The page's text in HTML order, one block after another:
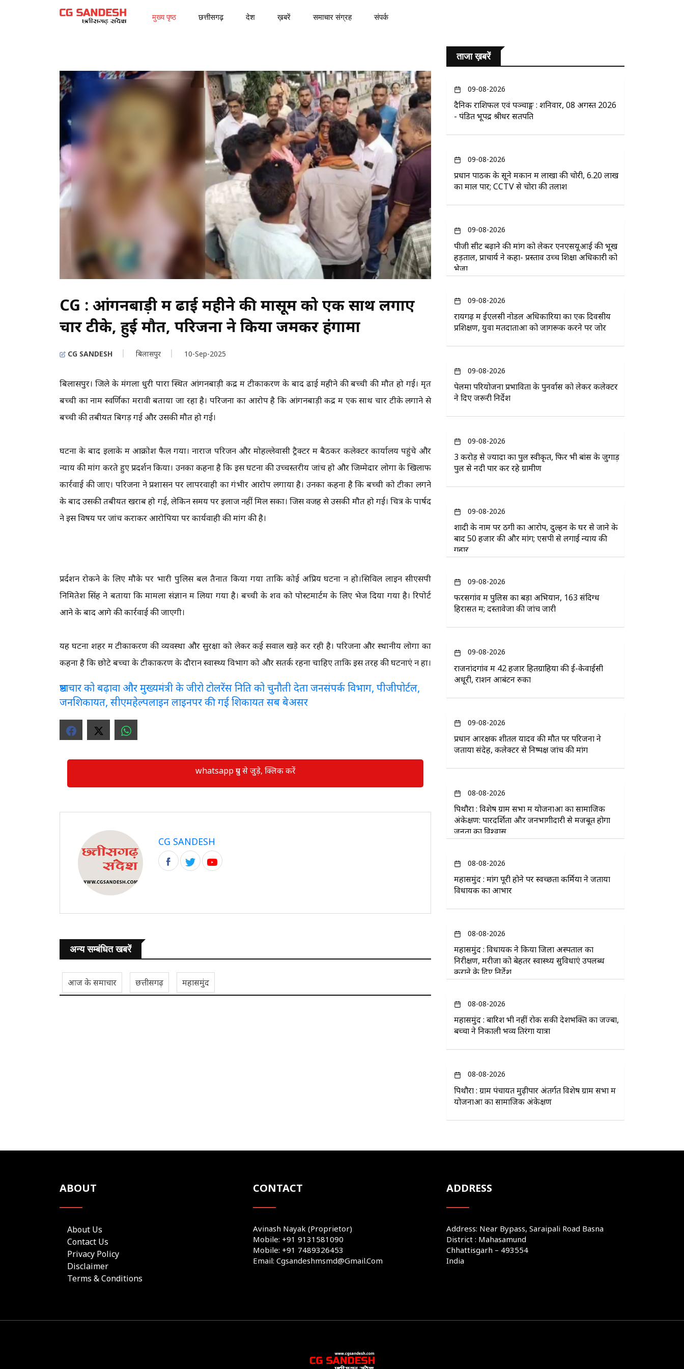
मुख्य पृष्ठ छत्तीसगढ़ देश ख़बरें समाचार संग्रह संपर्क
CG : आंगनबाड़ी में ढाई महीने की मासूम को एक साथ लगाए
चार टीके, हुई मौत, परिजनों ने किया जमकर हंगामा
CG SANDESH बिलासपुर 10-Sep-2025
बिलासपुर। जिले के मंगला धुरी पारा स्थित आंगनबाड़ी केंद्र में टीकाकरण के बाद ढाई महीने की बच्ची की मौत हो गई। मृत
बच्ची का नाम स्वर्णिका मरावी बताया जा रहा है। परिजनों का आरोप है कि आंगनबाड़ी केंद्र में एक साथ चार टीके लगाने से
बच्ची की तबीयत बिगड़ गई और उसकी मौत हो गई।
घटना के बाद इलाके में आक्रोश फैल गया। नाराज परिजन और मोहल्लेवासी ट्रैक्टर में बैठकर कलेक्टर कार्यालय पहुंचे और
न्याय की मांग करते हुए प्रदर्शन किया। उनका कहना है कि इस घटना की उच्चस्तरीय जांच हो और जिम्मेदार लोगों के खिलाफ
कार्रवाई की जाए। परिजनों ने प्रशासन पर लापरवाही का गंभीर आरोप लगाया है। उनका कहना है कि बच्ची को टीका लगने
के बाद उसकी तबीयत खराब हो गई, लेकिन समय पर इलाज नहीं मिल सका। जिस वजह से उसकी मौत हो गई। चित्र के पार्षद
ने इस विषय पर जांच कराकर आरोपियों पर कार्यवाही की मांग की है।
प्रर्दशन रोकने के लिए मौके पर भारी पुलिस बल तैनात किया गया ताकि कोई अप्रिय घटना न हो।सिविल लाइन सीएसपी
निमितेश सिंह ने बताया कि मामला संज्ञान में लिया गया है। बच्ची के शव को पोस्टमार्टम के लिए भेज दिया गया है। रिपोर्ट
आने के बाद आगे की कार्रवाई की जाएगी।
यह घटना शहर में टीकाकरण की व्यवस्था और सुरक्षा को लेकर कई सवाल खड़े कर रही है। परिजनों और स्थानीय लोगों का
कहना है कि छोटे बच्चों के टीकाकरण के दौरान स्वास्थ्य विभाग को और सतर्क रहना चाहिए ताकि इस तरह की घटनाएं न हों।
भ्रष्टाचार को बढ़ावा और मुख्यमंत्री के जीरो टोलरेंस निति को चुनौती देता जनसंपर्क विभाग, पीजीपोर्टल,
जनशिकायत, सीएमहेल्पलाइन लाइनपर की गई शिकायत सब बेअसर
whatsapp ग्रुप से जुड़े, क्लिक करें
CG SANDESH
अन्य सम्बंधित खबरें
आज के समाचार छत्तीसगढ़ महासमुंद
ताजा ख़बरें
09-08-2026
दैनिक राशिफल एवं पञ्चाङ्ग : शनिवार, 08 अगस्त 2026
- पंडित भूपेंद्र श्रीधर सतपति
09-08-2026
प्रधान पाठक के सूने मकान में लाखों की चोरी, 6.20 लाख
का माल पार; CCTV से चोरों की तलाश
09-08-2026
पीजी सीट बढ़ाने की मांग को लेकर एनएसयूआई की भूख
हड़ताल, प्राचार्य ने कहा- प्रस्ताव उच्च शिक्षा अधिकारी को
भेजा
09-08-2026
रायगढ़ में ईएलसी नोडल अधिकारियों का एक दिवसीय
प्रशिक्षण, युवा मतदाताओं को जागरूक करने पर जोर
09-08-2026
पेलमा परियोजना प्रभावितों के पुनर्वास को लेकर कलेक्टर
ने दिए जरूरी निर्देश
09-08-2026
3 करोड़ से ज्यादा का पुल स्वीकृत, फिर भी बांस के जुगाड़
पुल से नदी पार कर रहे ग्रामीण
09-08-2026
शादी के नाम पर ठगी का आरोप, दुल्हन के घर से जाने के
बाद 50 हजार की और मांग; एसपी से लगाई न्याय की
गुहार
09-08-2026
फरसगांव में पुलिस का बड़ा अभियान, 163 संदिग्ध
हिरासत में; दस्तावेजों की जांच जारी
09-08-2026
राजनांदगांव में 42 हजार हितग्राहियों की ई-केवाईसी
अधूरी, राशन आबंटन रुका
09-08-2026
प्रधान आरक्षक शीतल यादव की मौत पर परिजनों ने
जताया संदेह, कलेक्टर से निष्पक्ष जांच की मांग
08-08-2026
पिथौरा : विशेष ग्राम सभा में योजनाओं का सामाजिक
अंकेक्षण: पारदर्शिता और जनभागीदारी से मजबूत होगा
जनता का विश्वास
08-08-2026
महासमुंद : मांग पूरी होने पर स्वच्छता कर्मियों ने जताया
विधायक का आभार
08-08-2026
महासमुंद : विधायक ने किया जिला अस्पताल का
निरीक्षण, मरीजों को बेहतर स्वास्थ्य सुविधाएं उपलब्ध
कराने के दिए निर्देश
08-08-2026
महासमुंद : बारिश भी नहीं रोक सकी देशभक्ति का जज्बा,
बच्चों ने निकाली भव्य तिरंगा यात्रा
08-08-2026
पिथौरा : ग्राम पंचायत मुढ़ीपार अंतर्गत विशेष ग्राम सभा में
योजनाओं का सामाजिक अंकेक्षण
ABOUT
About Us
Contact Us
Privacy Policy
Disclaimer
Terms & Conditions
CONTACT
Avinash Nayak (Proprietor)
Mobile: +91 9131581090
Mobile: +91 7489326453
Email: Cgsandeshmsmd@gmail.com
ADDRESS
Address: Near Bypass, Saraipali Road Basna
District : Mahasamund
Chhattisgarh – 493554
India